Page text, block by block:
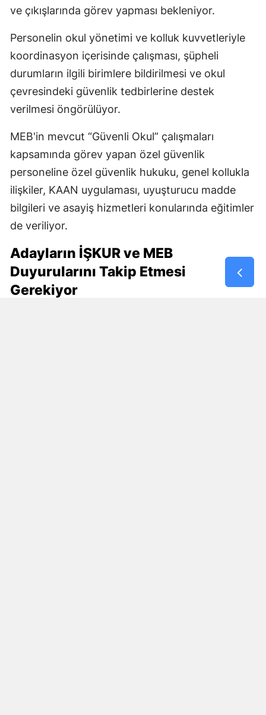
ve çıkışlarında görev yapması bekleniyor.
Personelin okul yönetimi ve kolluk kuvvetleriyle
koordinasyon içerisinde çalışması, şüpheli
durumların ilgili birimlere bildirilmesi ve okul
çevresindeki güvenlik tedbirlerine destek
verilmesi öngörülüyor.
MEB'in mevcut “Güvenli Okul” çalışmaları
kapsamında görev yapan özel güvenlik
personeline özel güvenlik hukuku, genel kollukla
ilişkiler, KAAN uygulaması, uyuşturucu madde
bilgileri ve asayiş hizmetleri konularında eğitimler
de veriliyor.
Adayların İŞKUR ve MEB
Duyurularını Takip Etmesi
Gerekiyor